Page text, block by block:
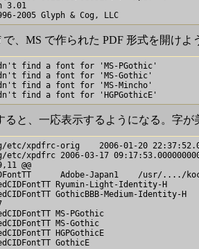
3.01
で、MS で作られた PDF 形式を開け
find a font for 'MS-PGothic'
find a font for 'MS-Gothic'
find a font for 'MS-Mincho'
ると、一応表示するようになる。字が
xpdfrc-orig    2006-01-20
etc/xpdfrc 2006-03-17
@@
Adobe-Japan1    /usr/..../
Ryumin-Light-Identity-H
GothicBBB-Medium-
MS-PGothic
MS-Gothic
HGPGothicE
GothicE